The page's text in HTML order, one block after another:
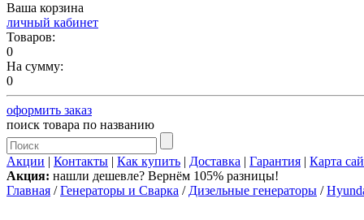
Ваша корзина
личный кабинет
Товаров:
0
На сумму:
0
оформить заказ
поиск товара по названию
Акции | Контакты | Как купить | Доставка | Гарантия | Карта
Акция: нашли дешевле? Вернём 105% разницы!
Главная /Генераторы и Сварка / Дизельные генераторы /